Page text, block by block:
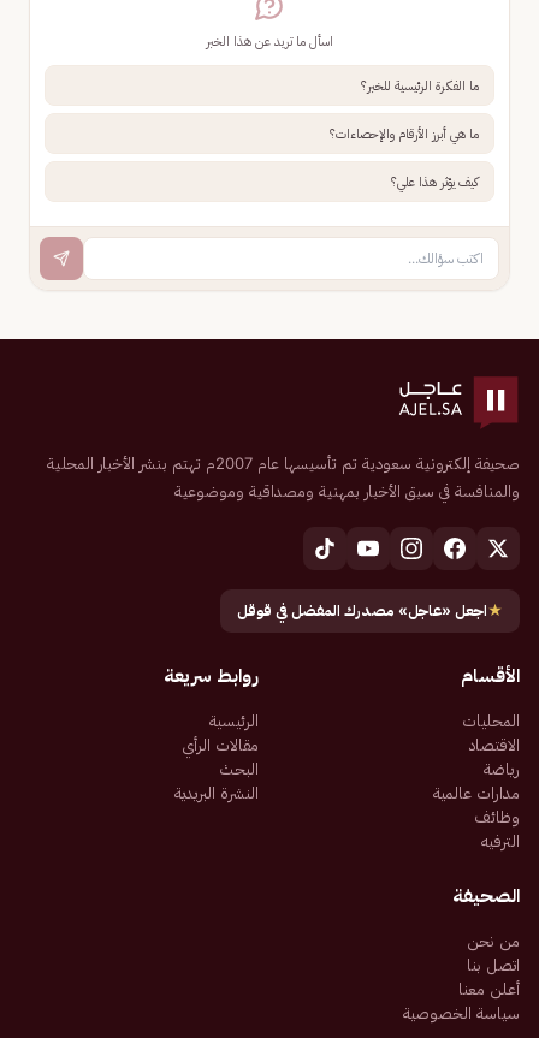
اسأل ما تريد عن هذا الخبر
ما الفكرة الرئيسية للخبر؟
ما هي أبرز الأرقام والإحصاءات؟
كيف يؤثر هذا علي؟
صحيفة إلكترونية سعودية تم تأسيسها عام 2007م تهتم بنشر الأخبار المحلية
والمنافسة في سبق الأخبار بمهنية ومصداقية وموضوعية
★اجعل «عاجل» مصدرك المفضل في قوقل
الأقسام
المحليات
الاقتصاد
رياضة
مدارات عالمية
وظائف
الترفيه
روابط سريعة
الرئيسية
مقالات الرأي
البحث
النشرة البريدية
الصحيفة
من نحن
اتصل بنا
أعلن معنا
سياسة الخصوصية